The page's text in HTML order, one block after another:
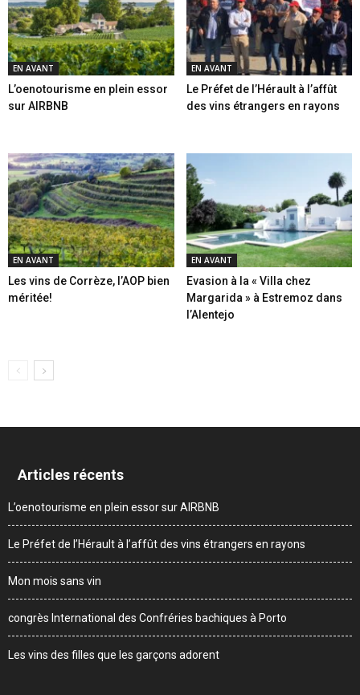
EN AVANT
L’oenotourisme en plein essor
sur AIRBNB
EN AVANT
Le Préfet de l’Hérault à l’affût
des vins étrangers en rayons
EN AVANT
Les vins de Corrèze, l’AOP bien
méritée!
EN AVANT
Evasion à la « Villa chez
Margarida » à Estremoz dans
l’Alentejo
Articles récents
L’oenotourisme en plein essor sur AIRBNB
Le Préfet de l’Hérault à l’affût des vins étrangers en rayons
Mon mois sans vin
congrès International des Confréries bachiques à Porto
Les vins des filles que les garçons adorent